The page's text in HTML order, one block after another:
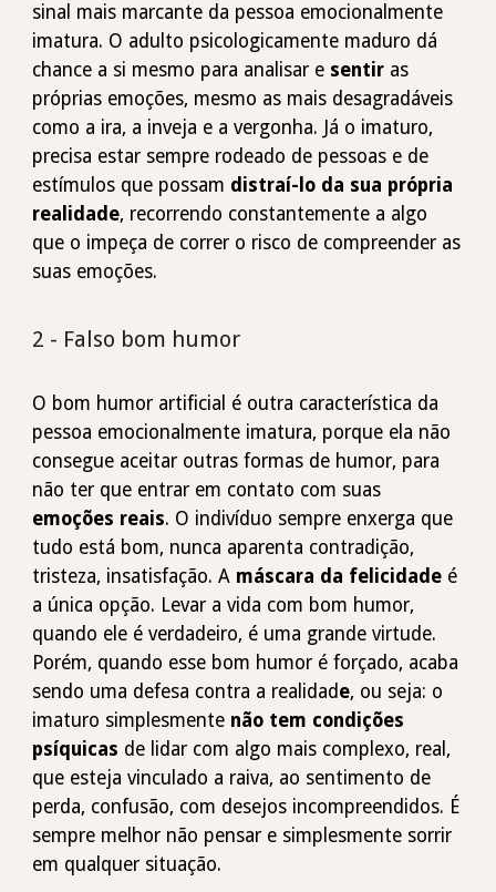
sinal mais marcante da pessoa emocionalmente
imatura. O adulto psicologicamente maduro dá
chance a si mesmo para analisar e sentir as
próprias emoções, mesmo as mais desagradáveis
como a ira, a inveja e a vergonha. Já o imaturo,
precisa estar sempre rodeado de pessoas e de
estímulos que possam distraí­-lo da sua própria
realidade, recorrendo constantemente a algo
que o impeça de correr o risco de compreender as
suas emoções.
2 - Falso bom humor
O bom humor artificial é outra característica da
pessoa emocionalmente imatura, porque ela não
consegue aceitar outras formas de humor, para
não ter que entrar em contato com suas
emoções reais. O indivíduo sempre enxerga que
tudo está bom, nunca aparenta contradição,
tristeza, insatisfação. A máscara da felicidade é
a única opção. Levar a vida com bom humor,
quando ele é verdadeiro, é uma grande virtude.
Porém, quando esse bom humor é forçado, acaba
sendo uma defesa contra a realidade, ou seja: o
imaturo simplesmente não tem condições
psíquicas de lidar com algo mais complexo, real,
que esteja vinculado a raiva, ao sentimento de
perda, confusão, com desejos incompreendidos. É
sempre melhor não pensar e simplesmente sorrir
em qualquer situação.